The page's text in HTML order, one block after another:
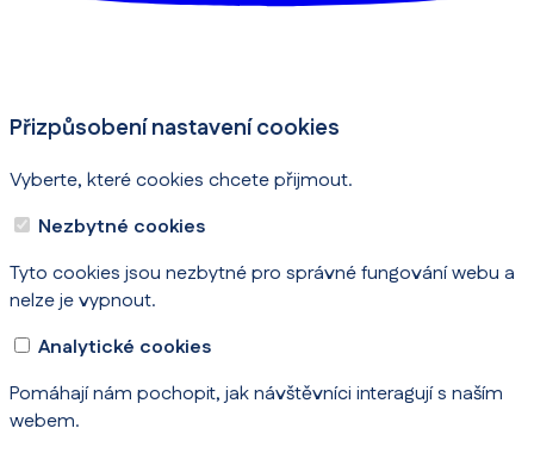
Přizpůsobení nastavení cookies
Vyberte, které cookies chcete přijmout.
Nezbytné cookies
Tyto cookies jsou nezbytné pro správné fungování webu a
nelze je vypnout.
Analytické cookies
Pomáhají nám pochopit, jak návštěvníci interagují s naším
webem.